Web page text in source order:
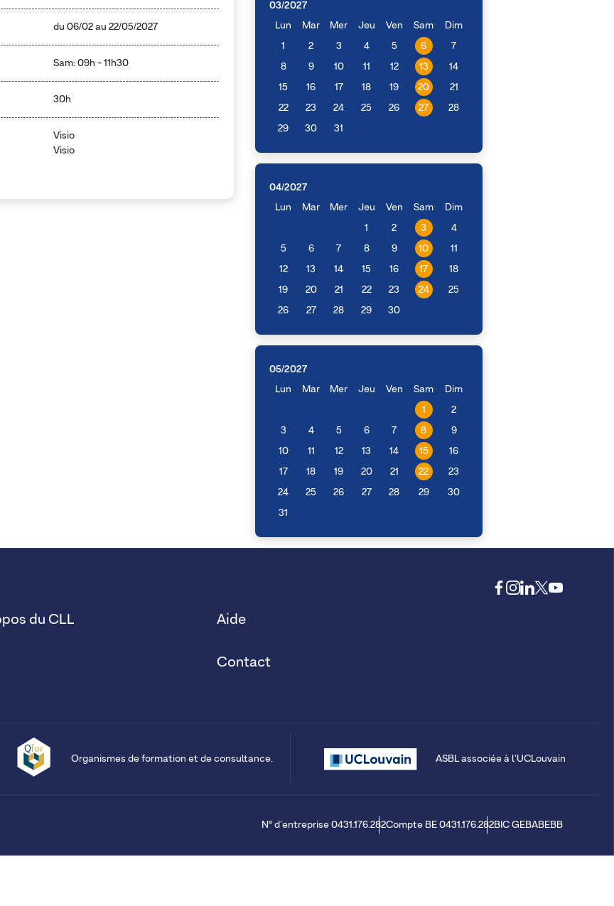
du06/02 au22/05/2027
03/2027
Lun
Mar Mer Jeu Ven Sam Dim
1 2 3 4 5 6 7
8 9 10 11 12 13 14
15 16 17 18 19 20 21
22 23 24 25 26 27 28
29 30 31
04/2027
Lun
Mar Mer Jeu Ven Sam Dim
1 2 3 4
5 6 7 8 9 10 11
12 13 14 15 16 17 18
19 20 21 22 23 24 25
26 27 28 29 30
05/2027
Lun
Mar Mer Jeu Ven Sam Dim
1 2
3 4 5 6 7 8 9
10 11 12 13 14 15 16
17 18 19 20 21 22 23
24 25 26 27 28 29 30
31
Sam: 09h - 11h30
30h
Visio
Visio
du CLL Aide
Contact
Organismes de formation et de consultance. ASBL associée à l'UCLouvain
N° d'entreprise 0431.176.282Compte BE 0431.176.282BIC GEBABEBB